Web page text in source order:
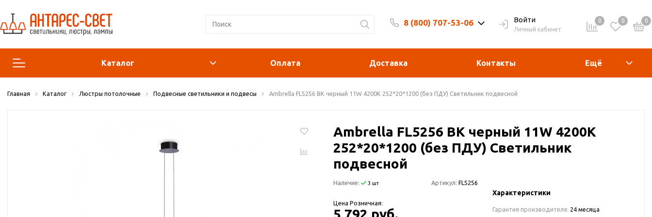
8 (800) 707-53-06 Войти
Личный кабинет
0 0 0
Каталог
Люстры и подвесы
Оплата Доставка Контакты Ещё
Главная Каталог Люстры потолочные Подвесные светильники и подвесы Ambrella FL5256 BK черный 11W 4200K 252*20*1200 (без ПДУ) Светильник подвесной
Ambrella FL5256 BK черный 11W 4200K
252*20*1200 (без ПДУ) Светильник
подвесной
Наличие: 3 шт Артикул: FL5256
Цена Розничная:
5 792 руб.
Характеристики
Гарантия производителя: 24 месяца